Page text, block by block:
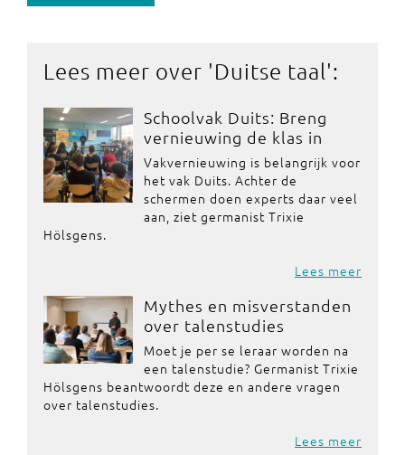
Lees meer over 'Duitse taal':
Schoolvak Duits: Breng
vernieuwing de klas in
Vakvernieuwing is belangrijk voor
het vak Duits. Achter de
schermen doen experts daar veel
aan, ziet germanist Trixie
Hölsgens.
Lees meer
Mythes en misverstanden
over talenstudies
Moet je per se leraar worden na
een talenstudie? Germanist Trixie
Hölsgens beantwoordt deze en andere vragen
over talenstudies.
Lees meer